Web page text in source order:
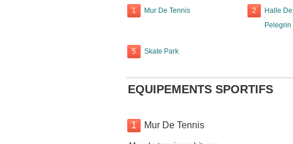
1 Mur De Tennis 2
Halle
Pelegrin
5 Skate Park
EQUIPEMENTS SPORTIFS
1 Mur De Tennis